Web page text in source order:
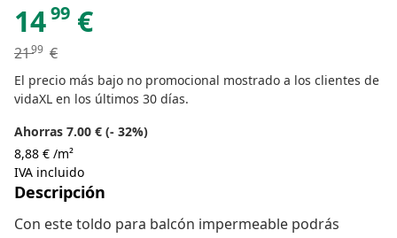
1499 €
2199 €
El precio más bajo no promocional mostrado a los clientes de
vidaXL en los últimos 30 días.
Ahorras 7.00 € (- 32%)
8,88 € /m²
IVA incluido
Descripción
Con este toldo para balcón impermeable podrás